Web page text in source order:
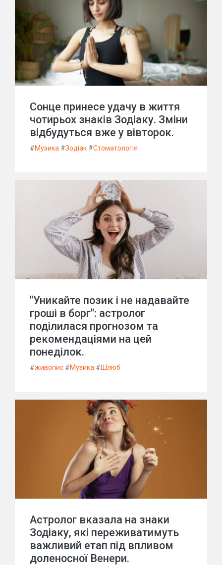
Сонце принесе удачу в життя
чотирьох знаків Зодіаку. Зміни
відбудуться вже у вівторок.
#Музика #Зодіак #Стоматологія
"Уникайте позик і не надавайте
гроші в борг": астролог
поділилася прогнозом та
рекомендаціями на цей
понеділок.
#живопис #Музика #Шлюб
Астролог вказала на знаки
Зодіаку, які переживатимуть
важливий етап під впливом
доленосної Венери.